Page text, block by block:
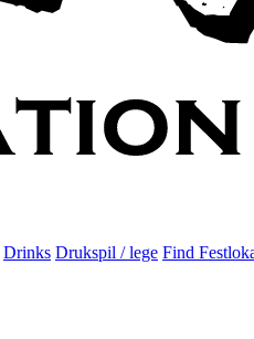
Drinks Drukspil / lege Find